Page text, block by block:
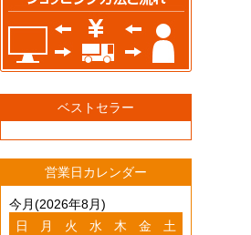
ベストセラー
営業日カレンダー
今月(2026年8月)
日
月 火 水 木 金
土